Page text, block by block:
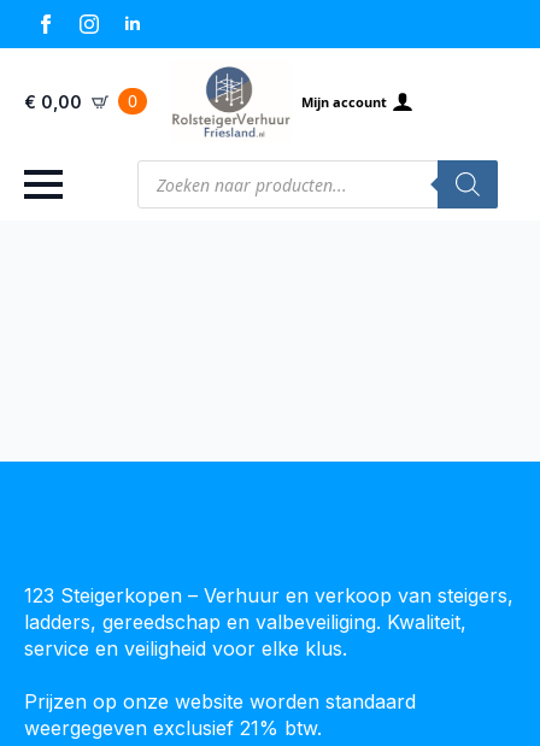
€ 0,00 0 Mijn account
Producten
zoeken
123 Steigerkopen – Verhuur en verkoop van steigers,
ladders, gereedschap en valbeveiliging. Kwaliteit,
service en veiligheid voor elke klus.
Prijzen op onze website worden standaard
weergegeven exclusief 21% btw.